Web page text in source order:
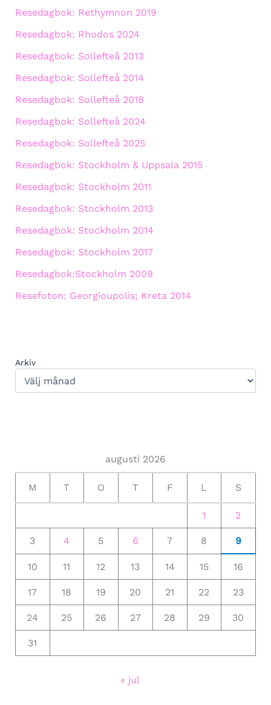
Resedagbok: Rethymnon 2019
Resedagbok: Rhodos 2024
Resedagbok: Sollefteå 2013
Resedagbok: Sollefteå 2014
Resedagbok: Sollefteå 2018
Resedagbok: Sollefteå 2024
Resedagbok: Sollefteå 2025
Resedagbok: Stockholm & Uppsala 2015
Resedagbok: Stockholm 2011
Resedagbok: Stockholm 2013
Resedagbok: Stockholm 2014
Resedagbok: Stockholm 2017
Resedagbok:Stockholm 2009
Resefoton: Georgioupolis; Kreta 2014
Arkiv
augusti 2026
M T O T F L S
1 2
3 4 5 6 7 8 9
10 11 12 13 14 15 16
17 18 19 20 21 22 23
24 25 26 27 28 29 30
31
« jul